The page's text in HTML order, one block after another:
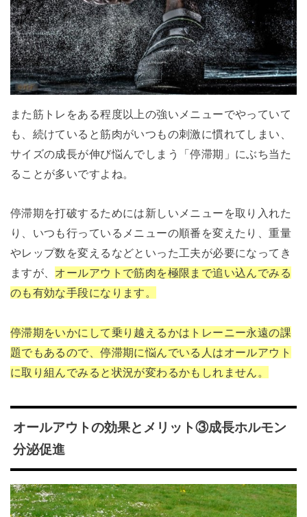
また筋トレをある程度以上の強いメニューでやっていて
も、続けていると筋肉がいつもの刺激に慣れてしまい、
サイズの成長が伸び悩んでしまう「停滞期」にぶち当た
ることが多いですよね。
停滞期を打破するためには新しいメニューを取り入れた
り、いつも行っているメニューの順番を変えたり、重量
やレップ数を変えるなどといった工夫が必要になってき
ますが、 オールアウトで筋肉を極限まで追い込んでみる
のも有効な手段になります。
停滞期をいかにして乗り越えるかはトレーニー永遠の課
題でもあるので、停滞期に悩んでいる人はオールアウト
に取り組んでみると状況が変わるかもしれません。
オールアウトの効果とメリット③成長ホルモン
分泌促進